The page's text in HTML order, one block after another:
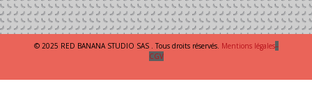
© 2025 RED BANANA STUDIO SAS . Tous droits réservés. Mentions légales–
CGV